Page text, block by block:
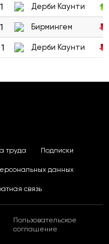
1 Дерби Каунти
1 Бирмингем
1 Дерби Каунти
труда Подписки
данных
связь
Пользовательское
соглашение